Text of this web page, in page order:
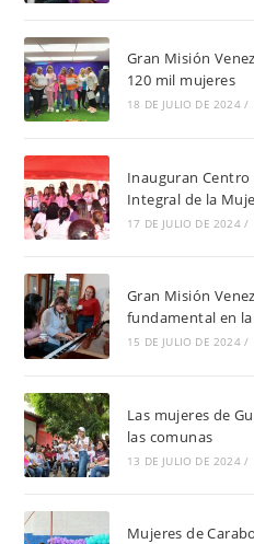
Gran Misión
120 mil mujeres
18 DE JULIO DE 2024 /
Inauguran
Integral de la
17 DE JULIO DE 2024 /
Gran Misión
fundamental en
15 DE JULIO DE 2024 /
Las mujeres de
las comunas
13 DE JULIO DE 2024 /
Mujeres de